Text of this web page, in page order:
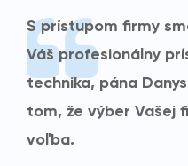
S prístupom firmy
Váš profesionálny
technika, pána
tom, že výber Vašej
voľba.